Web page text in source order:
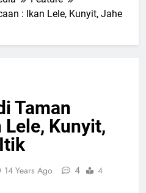
: Ikan Lele, Kunyit, Jahe
Taman
Lele, Kunyit,
14 Years Ago 4
4